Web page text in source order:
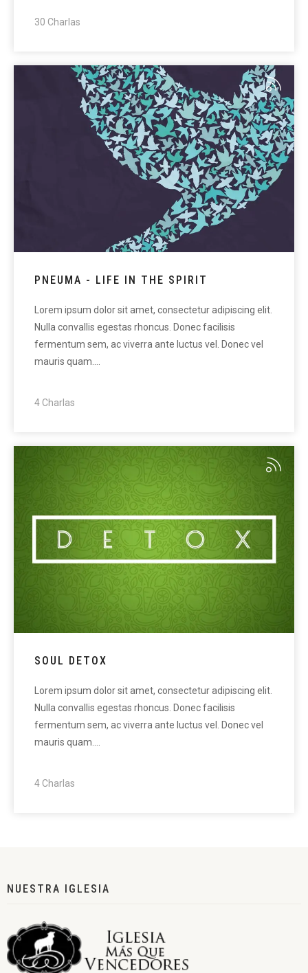
30 Charlas
PNEUMA - LIFE IN THE SPIRIT
Lorem ipsum dolor sit amet, consectetur adipiscing elit.
Nulla convallis egestas rhoncus. Donec facilisis
fermentum sem, ac viverra ante luctus vel. Donec vel
mauris quam.…
4 Charlas
SOUL DETOX
Lorem ipsum dolor sit amet, consectetur adipiscing elit.
Nulla convallis egestas rhoncus. Donec facilisis
fermentum sem, ac viverra ante luctus vel. Donec vel
mauris quam.…
4 Charlas
NUESTRA IGLESIA